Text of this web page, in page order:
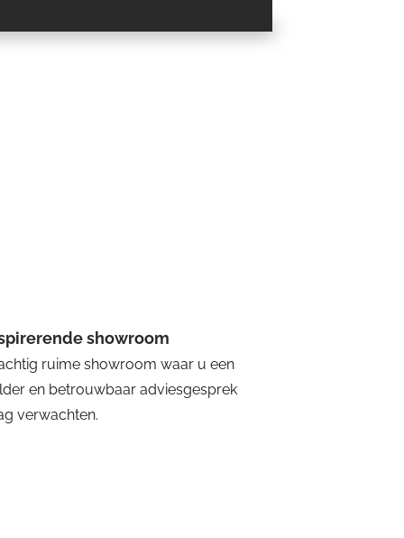
showroom
ruime showroom waar u een
en betrouwbaar adviesgesprek
verwachten.